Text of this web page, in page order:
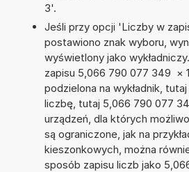
3'.
Jeśli przy opcji 'Liczby w
postawiono znak wyboru,
wyświetlony jako
zapisu 5,066 790 077 349 ×
podzielona na wykładnik,
liczbę, tutaj 5,066 790 077
urządzeń, dla których
są ograniczone, jak na
kieszonkowych, można
sposób zapisu liczb jako